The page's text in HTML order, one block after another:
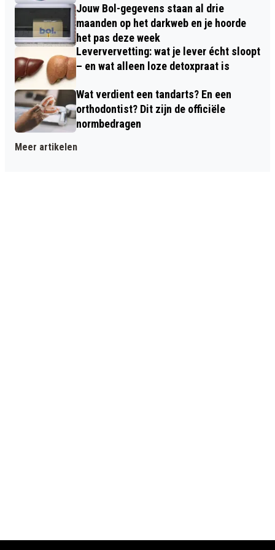
Jouw Bol-gegevens staan al drie
maanden op het darkweb en je hoorde
het pas deze week
Leververvetting: wat je lever écht sloopt
– en wat alleen loze detoxpraat is
Wat verdient een tandarts? En een
orthodontist? Dit zijn de officiële
normbedragen
Meer artikelen